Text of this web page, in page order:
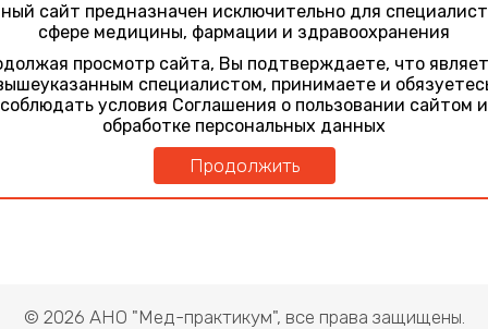
Ранние морфофункциональные показатели и
параметры микроциркуляции глазного дна у пациентов
с хронической сердечной недостаточностью
(литературный обзор)
© 2026 АНО "Мед-практикум", все права защищены.
сайт предназначен исключительно для
сфере медицины, фармации и здравоохранения
просмотр сайта, Вы подтверждаете, что
специалистом, принимаете и
соблюдать условия Соглашения о пользовании сайтом и
обработке персональных данных
Продолжить